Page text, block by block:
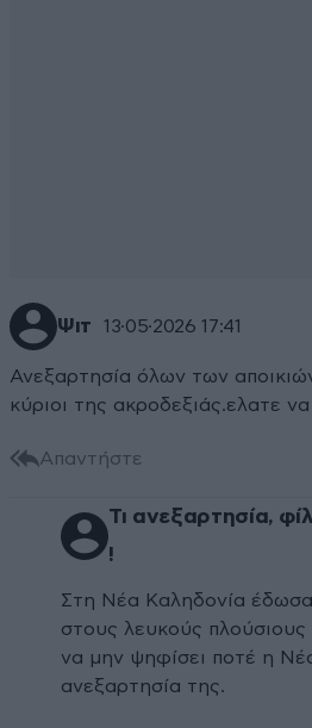
Ψιτ 13·05·2026 17:41
Ανεξαρτησία όλων των
κύριοι της ακροδεξιάς.ελατε
Απαντήστε
Τι ανεξαρτησία,
!
Στη Νέα Καληδονία
στους λευκούς πλούσιους
να μην ψηφίσει ποτέ η
ανεξαρτησία της.